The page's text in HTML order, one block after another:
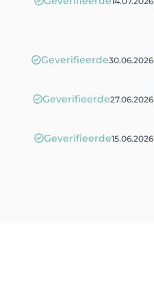
Geverifieerde30.06.2026
Geverifieerde27.06.2026
Geverifieerde15.06.2026